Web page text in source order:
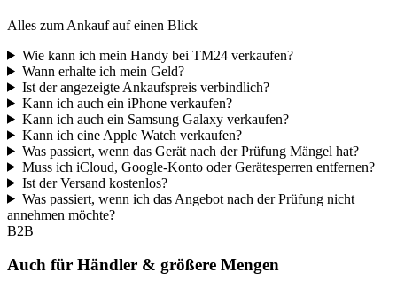
Alles zum Ankauf auf einen Blick
Wie kann ich mein Handy bei TM24 verkaufen?
Wann erhalte ich mein Geld?
Ist der angezeigte Ankaufspreis verbindlich?
Kann ich auch ein iPhone verkaufen?
Kann ich auch ein Samsung Galaxy verkaufen?
Kann ich eine Apple Watch verkaufen?
Was passiert, wenn das Gerät nach der Prüfung Mängel hat?
Muss ich iCloud, Google-Konto oder Gerätesperren entfernen?
Ist der Versand kostenlos?
Was passiert, wenn ich das Angebot nach der Prüfung nicht
annehmen möchte?
B2B
Auch für Händler & größere Mengen